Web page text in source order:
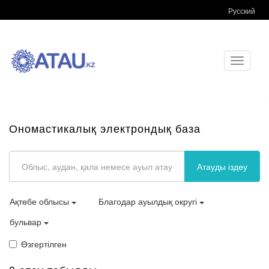
Русский
Toggle
Ономастикалық электрондық база
Атауды іздеу
Ақтөбе облысы
Благодар ауылдық округі
бульвар
Өзгертілген